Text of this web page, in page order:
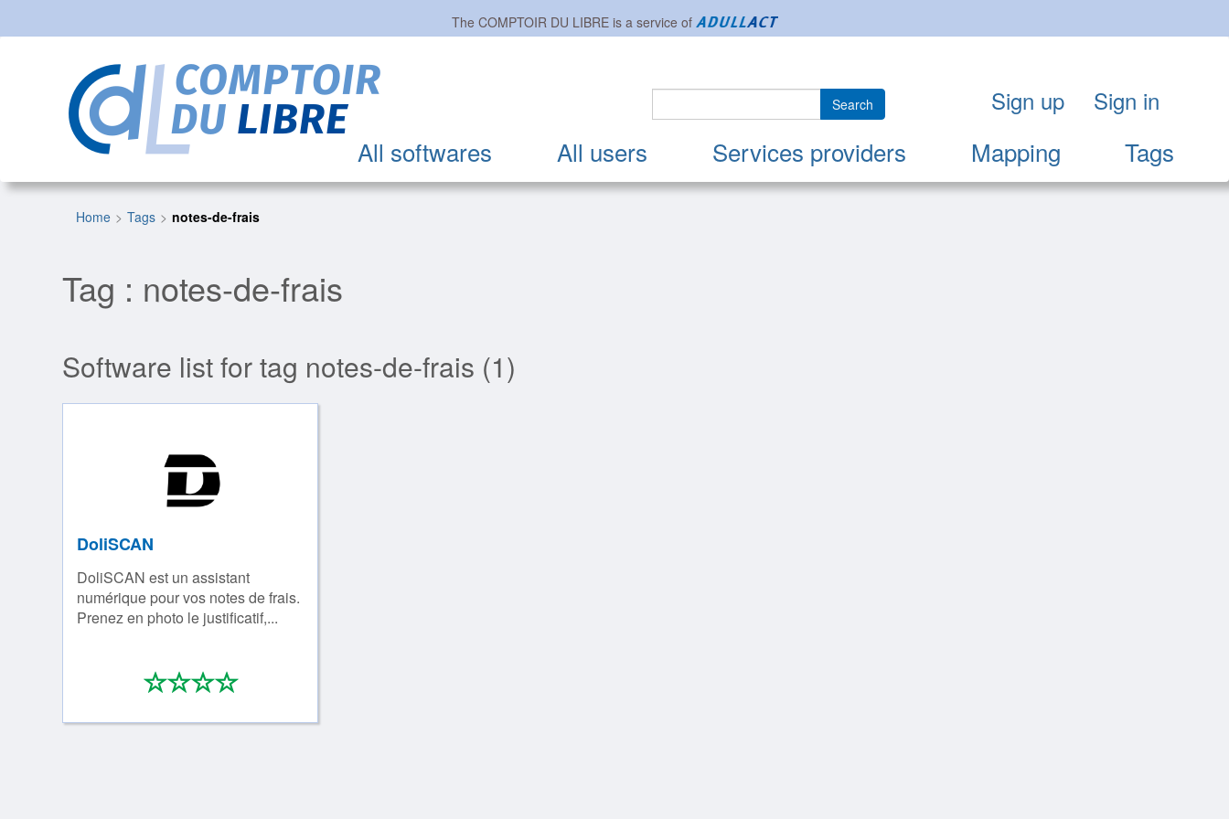
The COMPTOIR DU LIBREis a service of
All softwares All users Services providers Mapping Tags
Search Sign up Sign in
Home Tags notes-de-frais
Tag : notes-de-frais
Software list for tag notes-de-frais (1)
DoliSCAN
DoliSCAN est un assistant
numérique pour vos notes de frais.
Prenez en photo le justificatif,...
****
0/4